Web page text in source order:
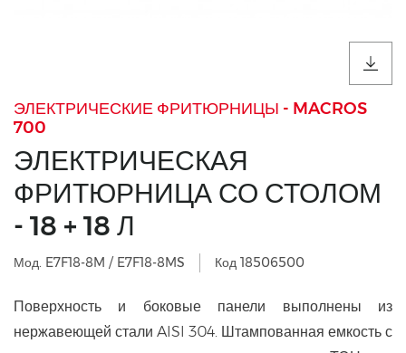
ЭЛЕКТРИЧЕСКИЕ ФРИТЮРНИЦЫ - MACROS
700
ЭЛЕКТРИЧЕСКАЯ
ФРИТЮРНИЦА СО СТОЛОМ
- 18 + 18 Л
Мод. E7F18-8M / E7F18-8MS Код 18506500
Поверхность и боковые панели выполнены из
нержавеющей стали AISI 304. Штампованная емкость с